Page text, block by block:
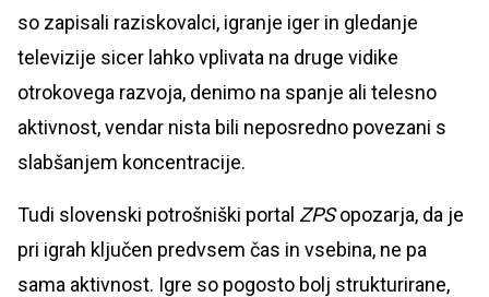
so zapisali raziskovalci, igranje iger in gledanje
televizije sicer lahko vplivata na druge vidike
otrokovega razvoja, denimo na spanje ali telesno
aktivnost, vendar nista bili neposredno povezani s
slabšanjem koncentracije.
Tudi slovenski potrošniški portal ZPSopozarja, da je
pri igrah ključen predvsem čas in vsebina, ne pa
sama aktivnost. Igre so pogosto bolj strukturirane,